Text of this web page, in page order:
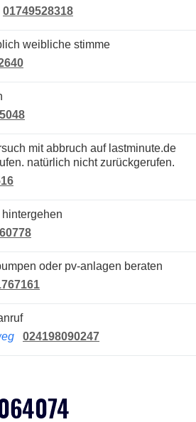
01749528318
weibliche stimme
natürlich nicht zurückgerufen.
hintergehen
oder pv-anlagen beraten
024198090247